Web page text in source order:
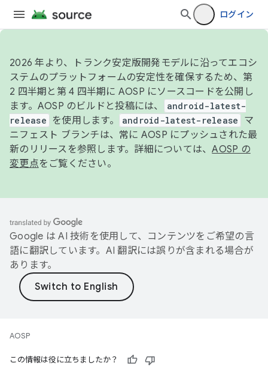
ログイン
2026 年より、トランク安定版開発モデルに沿ってエコシ
ステムのプラットフォームの安定性を確保するため、第
2 四半期と第 4 四半期に AOSP にソースコードを公開し
ます。AOSP のビルドと投稿には、
android-latest-
release
を使用します。 android-latest-release
マ
ニフェスト ブランチは、常に AOSP にプッシュされた最
新のリリースを参照します。詳細については、AOSP の
変更点をご覧ください。
Google は AI 技術を使用して、コンテンツをご希望の言
語に翻訳しています。AI 翻訳には誤りが含まれる場合が
あります。
AOSP
この情報は役に立ちましたか？